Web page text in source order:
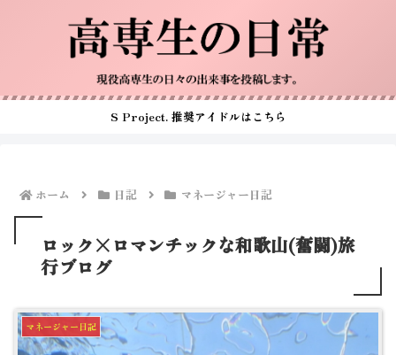
S Project. 推奨アイドルはこちら
ホーム 日記 マネージャー日記
ロック×ロマンチックな和歌山(奮闘)旅
行ブログ
マネージャー日記